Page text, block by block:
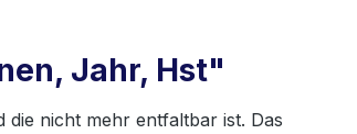
Jahr, Hst"
die nicht mehr entfaltbar ist. Das